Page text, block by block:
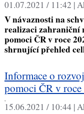
01.07.2021 / 11:42 |
V návaznosti na
realizaci zahraniční
pomoci ČR v roce
shrnující přehled
Informace o
pomoci ČR v
,
15.06.2021 / 10:44 |